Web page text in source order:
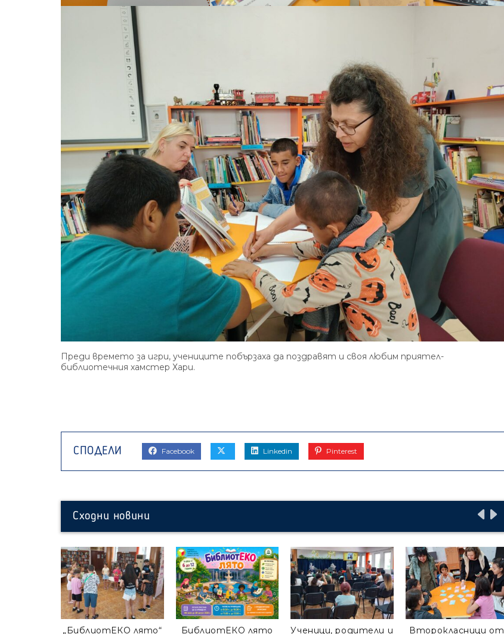
Преди времето за игри, учениците побързаха да поздравят и своя любим приятел-
библиотечния хамстер Хари.
Facebook Linkedin Pinterest
Сходни новини
„БиблиотЕКО лято“
БиблиотЕКО лято
Ученици, родители и
Второкласници от
среща на проекта „Sustainabi-